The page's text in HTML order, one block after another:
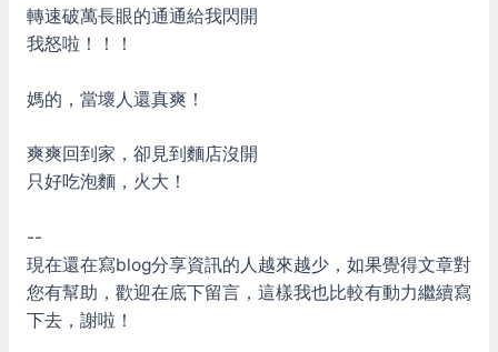
轉速破萬長眼的通通給我閃開
我怒啦！！！
媽的，當壞人還真爽！
爽爽回到家，卻見到麵店沒開
只好吃泡麵，火大！
--
現在還在寫blog分享資訊的人越來越少，如果覺得文章對
您有幫助，歡迎在底下留言，這樣我也比較有動力繼續寫
下去，謝啦！